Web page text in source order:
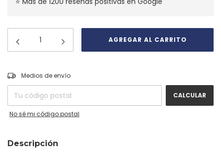
Entregas para el CP:
Medios de envío
CALCULAR
No sé mi código postal
Descripción